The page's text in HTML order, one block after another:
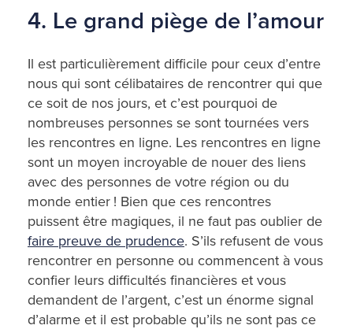
4. Le grand piège de l’amour
Il est particulièrement difficile pour ceux d’entre
nous qui sont célibataires de rencontrer qui que
ce soit de nos jours, et c’est pourquoi de
nombreuses personnes se sont tournées vers
les rencontres en ligne. Les rencontres en ligne
sont un moyen incroyable de nouer des liens
avec des personnes de votre région ou du
monde entier ! Bien que ces rencontres
puissent être magiques, il ne faut pas oublier de
faire preuve de prudence. S’ils refusent de vous
rencontrer en personne ou commencent à vous
confier leurs difficultés financières et vous
demandent de l’argent, c’est un énorme signal
d’alarme et il est probable qu’ils ne sont pas ce